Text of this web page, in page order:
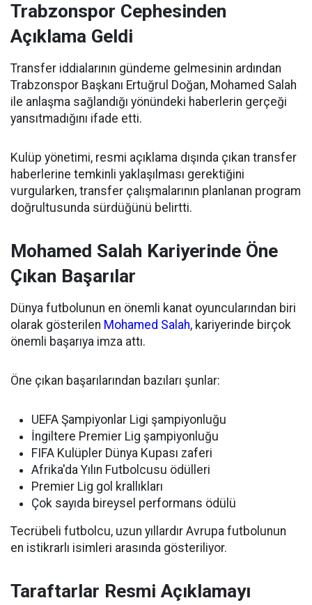
Trabzonspor Cephesinden
Açıklama Geldi
Transfer iddialarının gündeme gelmesinin ardından
Trabzonspor Başkanı Ertuğrul Doğan, Mohamed Salah
ile anlaşma sağlandığı yönündeki haberlerin gerçeği
yansıtmadığını ifade etti.
Kulüp yönetimi, resmi açıklama dışında çıkan transfer
haberlerine temkinli yaklaşılması gerektiğini
vurgularken, transfer çalışmalarının planlanan program
doğrultusunda sürdüğünü belirtti.
Mohamed Salah Kariyerinde Öne
Çıkan Başarılar
Dünya futbolunun en önemli kanat oyuncularından biri
olarak gösterilen Mohamed Salah, kariyerinde birçok
önemli başarıya imza attı.
Öne çıkan başarılarından bazıları şunlar:
UEFA Şampiyonlar Ligi şampiyonluğu
İngiltere Premier Lig şampiyonluğu
FIFA Kulüpler Dünya Kupası zaferi
Afrika'da Yılın Futbolcusu ödülleri
Premier Lig gol krallıkları
Çok sayıda bireysel performans ödülü
Tecrübeli futbolcu, uzun yıllardır Avrupa futbolunun
en istikrarlı isimleri arasında gösteriliyor.
Taraftarlar Resmi Açıklamayı